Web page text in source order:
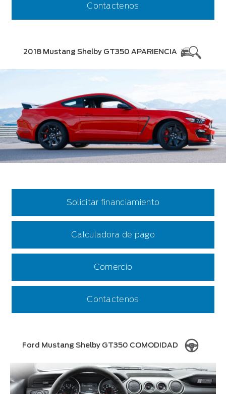
Contactenos
2018 Mustang Shelby GT350 APARIENCIA
Solicitar financiamiento
Calculadora de pago
Comercio
Contactenos
Ford Mustang Shelby GT350 COMODIDAD